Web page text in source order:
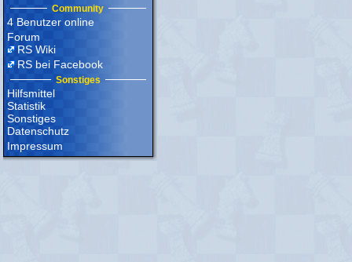
Community
4 Benutzer online
Forum
RS Wiki
RS bei Facebook
Sonstiges
Hilfsmittel
Statistik
Sonstiges
Datenschutz
Impressum